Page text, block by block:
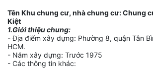
Tên Khu chung cư, nhà chung cư:Chung
Kiệt
1.Giới thiệu chung:
- Địa điểm xây dựng: Phường 8, quận Tân
HCM.
- Năm xây dựng: Trước 1975
- Các thông tin khác: